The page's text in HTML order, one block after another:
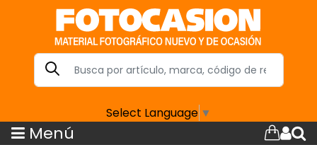
Select Language ▼
Menú